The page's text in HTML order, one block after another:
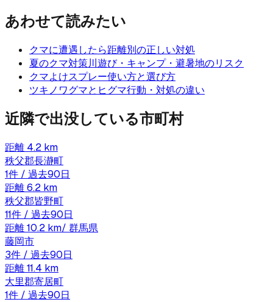
あわせて読みたい
クマに遭遇したら距離別の正しい対処
夏のクマ対策川遊び・キャンプ・避暑地のリスク
クマよけスプレー使い方と選び方
ツキノワグマとヒグマ行動・対処の違い
近隣で出没している市町村
距離 4.2 km
秩父郡長瀞町
1件 / 過去90日
距離6.2 km
秩父郡皆野町
11件 / 過去90日
距離10.2 km/ 群馬県
藤岡市
3件 / 過去90日
距離11.4 km
大里郡寄居町
1件 / 過去90日